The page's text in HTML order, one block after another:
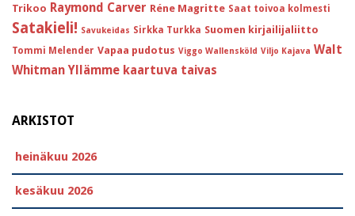
Trikoo Raymond Carver Réne Magritte Saat toivoa kolmesti
Satakieli! Savukeidas Sirkka Turkka Suomen kirjailijaliitto
Tommi Melender Vapaa pudotus Viggo Wallensköld Viljo Kajava Walt
Whitman Yllämme kaartuva taivas
ARKISTOT
heinäkuu 2026
kesäkuu 2026